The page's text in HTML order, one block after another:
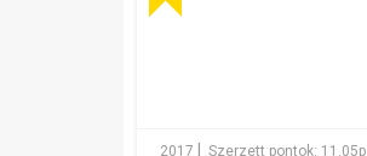
2017 Szerzett pontok: 11.05p